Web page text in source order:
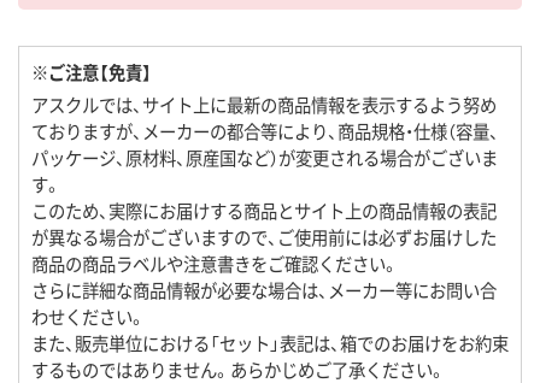
※ご注意【免責】
アスクルでは、サイト上に最新の商品情報を表示するよう努め
ておりますが、メーカーの都合等により、商品規格・仕様（容量、
パッケージ、原材料、原産国など）が変更される場合がございま
す。
このため、実際にお届けする商品とサイト上の商品情報の表記
が異なる場合がございますので、ご使用前には必ずお届けした
商品の商品ラベルや注意書きをご確認ください。
さらに詳細な商品情報が必要な場合は、メーカー等にお問い合
わせください。
また、販売単位における「セット」表記は、箱でのお届けをお約束
するものではありません。あらかじめご了承ください。